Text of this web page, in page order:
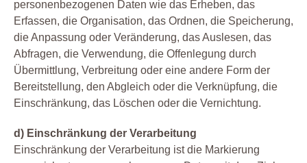
personenbezogenen Daten wie das Erheben, das
Erfassen, die Organisation, das Ordnen, die Speicherung,
die Anpassung oder Veränderung, das Auslesen, das
Abfragen, die Verwendung, die Offenlegung durch
Übermittlung, Verbreitung oder eine andere Form der
Bereitstellung, den Abgleich oder die Verknüpfung, die
Einschränkung, das Löschen oder die Vernichtung.
d) Einschränkung der Verarbeitung
Einschränkung der Verarbeitung ist die Markierung